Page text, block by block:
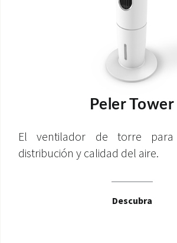
Peler Tower
El ventilador de torre
distribución y calidad del aire.
Descubra